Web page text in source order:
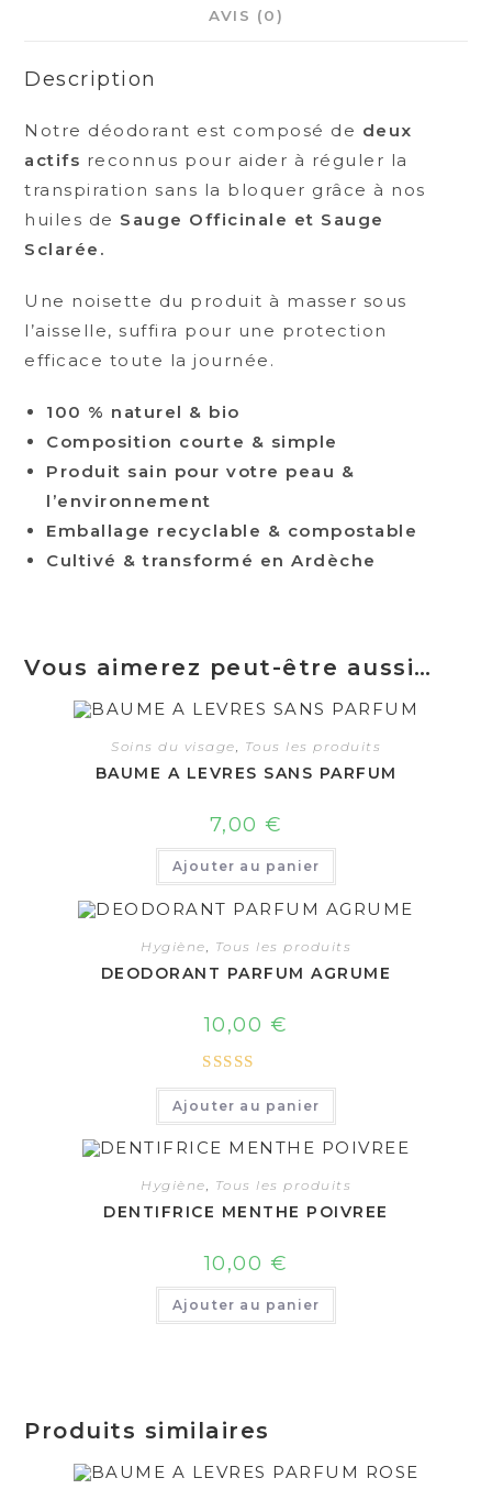
AVIS (0)
Description
Notre déodorant est composé de deux
actifs reconnus pour aider à réguler la
transpiration sans la bloquer grâce à nos
huiles de Sauge Officinale et Sauge
Sclarée .
Une noisette du produit à masser sous
l’aisselle, suffira pour une protection
efficace toute la journée.
100 % naturel & bio
Composition courte & simple
Produit sain pour votre peau &
l’environnement
Emballage recyclable & compostable
Cultivé & transformé en Ardèche
Vous aimerez peut-être aussi…
Soins du visage, Tous les produits
BAUME A LEVRES SANS PARFUM
7,00 €
Ajouter au panier
Hygiène Tous les produits
DEODORANT PARFUM AGRUME
10,00 €
Note5.00
sur 5
Ajouter au panier
Hygiène, Tous les produits
DENTIFRICE MENTHE POIVREE
10,00 €
Ajouter au panier
Produits similaires